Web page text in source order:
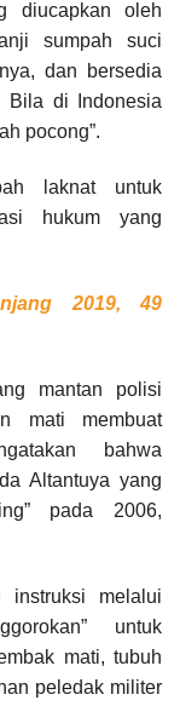
diucapkan oleh
sumpah suci
dan bersedia
Bila di Indonesia
pocong”.
laknat untuk
hukum yang
2019, 49
mantan polisi
mati membuat
bahwa
Altantuya yang
pada 2006,
instruksi melalui
untuk
mati, tubuh
peledak militer